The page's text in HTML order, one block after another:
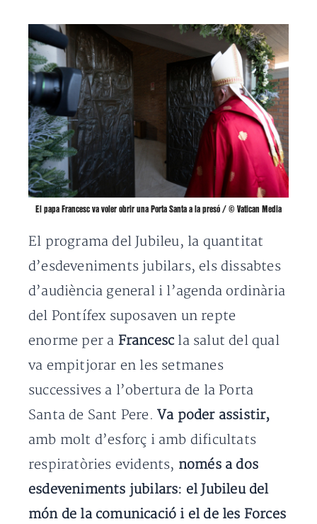
El papa Francesc va voler obrir una Porta Santa a la presó / © Vatican Media
El programa del Jubileu, la quantitat
d’esdeveniments jubilars, els dissabtes
d’audiència general i l’agenda ordinària
del Pontífex suposaven un repte
enorme per a Francesc la salut del qual
va empitjorar en les setmanes
successives a l’obertura de la Porta
Santa de Sant Pere. Va poder assistir,
amb molt d’esforç i amb dificultats
respiratòries evidents, només a dos
esdeveniments jubilars: el Jubileu del
món de la comunicació i el de les Forces